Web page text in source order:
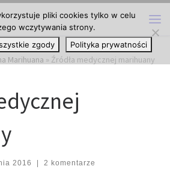
Marihuana » Źródła medycznej marihuany
2016 | 2 komentarze
pliki cookies tylko w celu
wczytywania strony.
zgody Polityka prywatności